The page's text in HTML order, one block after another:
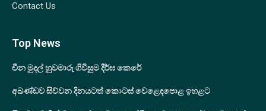
Contact Us
Top News
චීන මුදල් හුවමාරු ගිවිසුම දීර්ඝ කෙරේ
අඛණ්ඩව සිව්වන දිනයටත් කොටස් වෙළෙඳපොළ ඉහළට